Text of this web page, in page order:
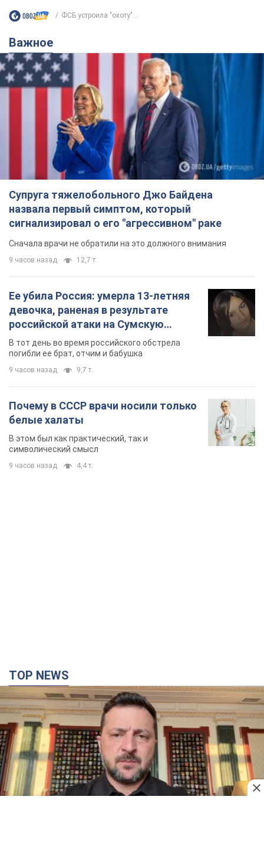
назвала первый симптом, который
сигнализировал о его "агрессивном" раке
Сначала врачи не обратили на это должного внимания
12,7 т.
Ее убила Россия: умерла 13-летняя
девочка, раненая в результате
российской атаки на Сумскую
область. Фото
В тот день во время российского обстрела
погибли ее брат, отчим и бабушка
9 часов назад 9,7 т.
Почему в СССР врачи носили только
белые халаты
9 часов назад 4,4 т.
антибаллистической системе FREYJA,
санкциях против России и поддержке аграриев.
Видео
Европейские партнеры присоединяются к совместному
проекту
час назад 14,7 т.
"Балистика убивает людей": Сикорский призвал
обсудить перехват вражеских ракет над